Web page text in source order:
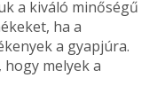
a kiváló minőségű
ha a
a gyapjúra.
melyek a